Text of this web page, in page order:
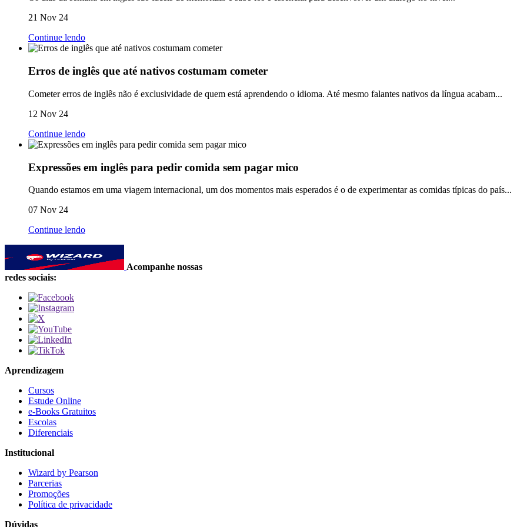
21 Nov 24
Continue lendo
Erros de inglês que até nativos costumam cometer
Cometer erros de inglês não é exclusividade de quem está aprendendo o idioma. Até mesmo falantes nativos da língua acabam...
12 Nov 24
Continue lendo
Expressões em inglês para pedir comida sem pagar mico
Quando estamos em uma viagem internacional, um dos momentos mais esperados é o de experimentar as comidas típicas do país...
07 Nov 24
Continue lendo
Acompanhe nossas
redes sociais:
Aprendizagem
Cursos
Estude Online
e-Books Gratuitos
Escolas
Diferenciais
Institucional
Wizard by Pearson
Parcerias
Promoções
Política de privacidade
Dúvidas